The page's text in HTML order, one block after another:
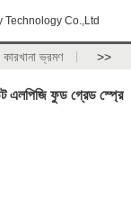
Co.,Ltd
কারখানা ভ্রমণ >>
এলপিজি ফুড গ্রেড স্প্রে